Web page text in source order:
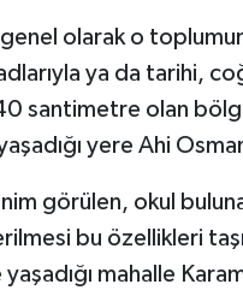
olarak o
ya da tarihi,
santimetre olan
yere Ahi
görülen, okul
bu özellikleri
mahalle